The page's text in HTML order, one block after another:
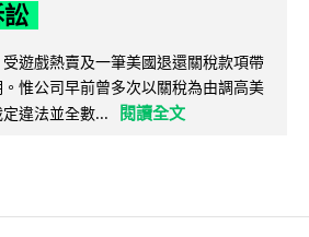
遊戲熱賣及一筆美國退還關稅款項帶
惟公司早前曾多次以關稅為由調高美
違法並全數...
閱讀全文